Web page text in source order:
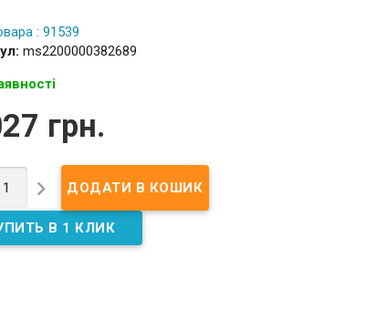
: 91539
ms2200000382689
грн.
